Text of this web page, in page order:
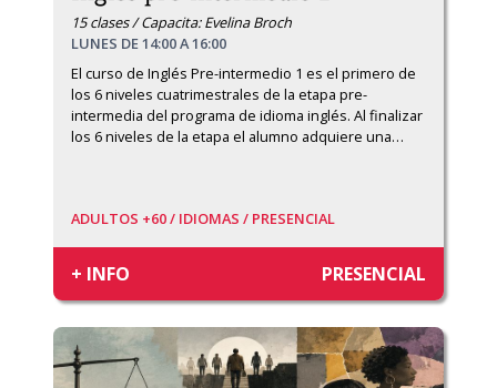
15 clases / Capacita: Evelina Broch
LUNES DE 14:00 A 16:00
El curso de Inglés Pre-intermedio 1 es el primero de
los 6 niveles cuatrimestrales de la etapa pre-
intermedia del programa de idioma inglés. Al finalizar
los 6 niveles de la etapa el alumno adquiere una…
ADULTOS +60 / IDIOMAS / PRESENCIAL
+ INFO PRESENCIAL